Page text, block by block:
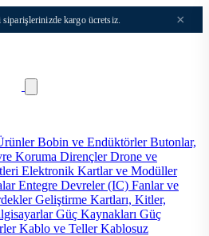
kargo ücretsiz. ×
Bobin ve EndüktörlerButonlar,
Koruma DirençlerDrone ve
Elektronik Kartlar ve Modüller
Entegre Devreler (IC) Fanlar ve
Geliştirme Kartları, Kitler,
Güç Kaynakları Güç
Kablo ve TellerKablosuz